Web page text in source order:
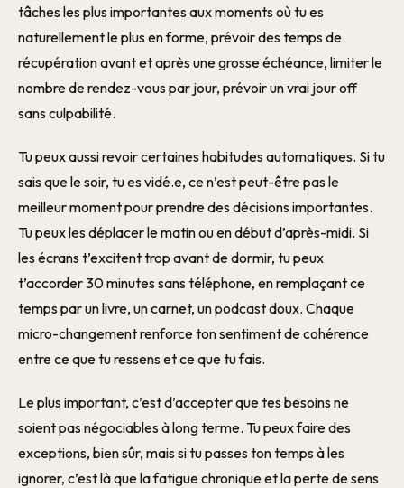
tâches les plus importantes aux moments où tu es
naturellement le plus en forme, prévoir des temps de
récupération avant et après une grosse échéance, limiter le
nombre de rendez-vous par jour, prévoir un vrai jour off
sans culpabilité.
Tu peux aussi revoir certaines habitudes automatiques. Si tu
sais que le soir, tu es vidé.e, ce n’est peut-être pas le
meilleur moment pour prendre des décisions importantes.
Tu peux les déplacer le matin ou en début d’après-midi. Si
les écrans t’excitent trop avant de dormir, tu peux
t’accorder 30 minutes sans téléphone, en remplaçant ce
temps par un livre, un carnet, un podcast doux. Chaque
micro-changement renforce ton sentiment de cohérence
entre ce que tu ressens et ce que tu fais.
Le plus important, c’est d’accepter que tes besoins ne
soient pas négociables à long terme. Tu peux faire des
exceptions, bien sûr, mais si tu passes ton temps à les
ignorer, c’est là que la fatigue chronique et la perte de sens